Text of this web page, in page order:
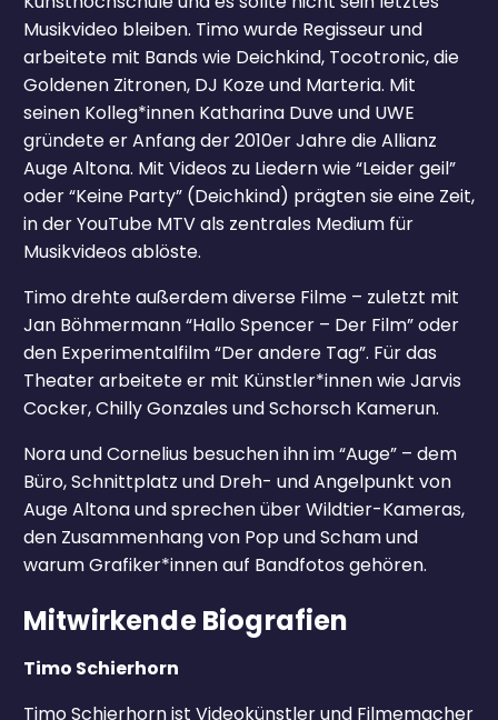
Musikvideo bleiben. Timo wurde Regisseur und
arbeitete mit Bands wie Deichkind, Tocotronic, die
Goldenen Zitronen, DJ Koze und Marteria. Mit
seinen Kolleg*innen Katharina Duve und UWE
gründete er Anfang der 2010er Jahre die Allianz
Auge Altona. Mit Videos zu Liedern wie “Leider geil”
oder “Keine Party” (Deichkind) prägten sie eine Zeit,
in der YouTube MTV als zentrales Medium für
Musikvideos ablöste.
Timo drehte außerdem diverse Filme – zuletzt mit
Jan Böhmermann “Hallo Spencer – Der Film” oder
den Experimentalfilm “Der andere Tag”. Für das
Theater arbeitete er mit Künstler*innen wie Jarvis
Cocker, Chilly Gonzales und Schorsch Kamerun.
Nora und Cornelius besuchen ihn im “Auge” – dem
Büro, Schnittplatz und Dreh- und Angelpunkt von
Auge Altona und sprechen über Wildtier-Kameras,
den Zusammenhang von Pop und Scham und
warum Grafiker*innen auf Bandfotos gehören.
Mitwirkende Biografien
Timo Schierhorn
Timo Schierhorn ist Videokünstler und Filmemacher